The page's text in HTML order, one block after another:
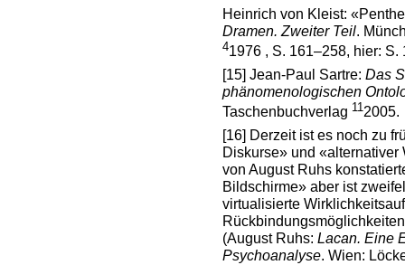
Heinrich von Kleist:
Dramen. Zweiter Teil.
41976 , S. 161–258, hier: S.
[15] Jean-Paul Sartre:Das
phänomenologischen
Taschenbuchverlag 112005.
[16] Derzeit ist es noch zu
Diskurse» und
von August Ruhs
Bildschirme» aber ist
virtualisierte
(August Ruhs:Lacan. Eine
Psychoanalyse. Wien: